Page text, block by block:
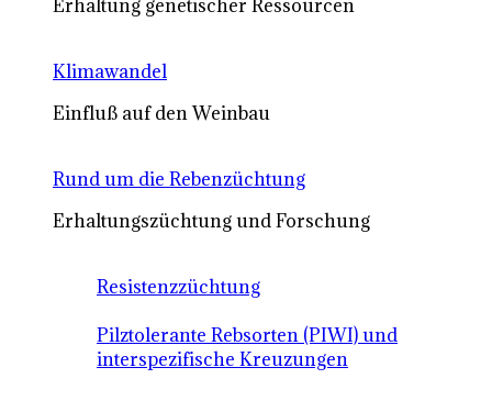
Erhaltung genetischer Ressourcen
Klimawandel
Einfluß auf den Weinbau
Rund um die Rebenzüchtung
Erhaltungszüchtung und Forschung
Resistenzzüchtung
Pilztolerante Rebsorten (PIWI) und
interspezifische Kreuzungen